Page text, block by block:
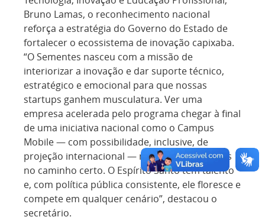
Bruno Lamas, o reconhecimento nacional
reforça a estratégia do Governo do Estado de
fortalecer o ecossistema de inovação capixaba.
“O Sementes nasceu com a missão de
interiorizar a inovação e dar suporte técnico,
estratégico e emocional para que nossas
startups ganhem musculatura. Ver uma
empresa acelerada pelo programa chegar à final
de uma iniciativa nacional como o Campus
Mobile — com possibilidade, inclusive, de
projeção internacional — mostra que estamos
no caminho certo. O Espírito Santo tem talento
e, com política pública consistente, ele floresce e
compete em qualquer cenário”, destacou o
secretário.